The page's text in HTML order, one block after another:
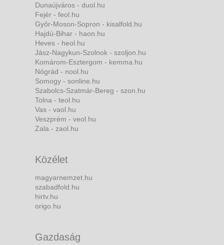
Dunaújváros - duol.hu
Fejér - feol.hu
Győr-Moson-Sopron - kisalfold.hu
Hajdú-Bihar - haon.hu
Heves - heol.hu
Jász-Nagykun-Szolnok - szoljon.hu
Komárom-Esztergom - kemma.hu
Nógrád - nool.hu
Somogy - sonline.hu
Szabolcs-Szatmár-Bereg - szon.hu
Tolna - teol.hu
Vas - vaol.hu
Veszprém - veol.hu
Zala - zaol.hu
Közélet
magyarnemzet.hu
szabadfold.hu
hirtv.hu
origo.hu
Gazdaság